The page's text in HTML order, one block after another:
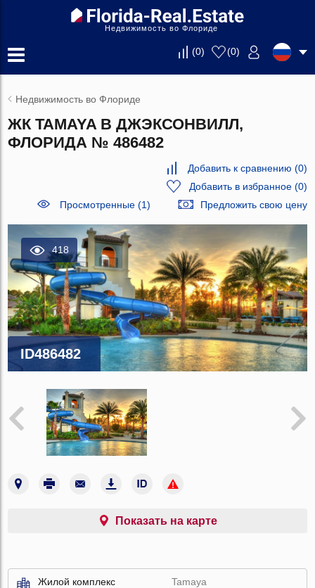
Недвижимость во Флориде
(0) (0)
Недвижимость во Флориде
ЖК TAMAYA В ДЖЭКСОНВИЛЛ,
ФЛОРИДА № 486482
Добавить к сравнению (0)
Добавить в избранное(0)
Просмотренные (1)
Предложить свою цену
418
ID486482
Показать на карте
Жилой комплекс
Tamaya